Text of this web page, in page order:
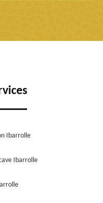
Ibarrolle
Ibarrolle